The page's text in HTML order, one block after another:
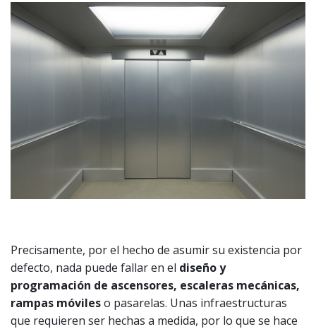
Precisamente, por el hecho de asumir su existencia por
defecto, nada puede fallar en el diseño y
programación de ascensores, escaleras mecánicas,
rampas móvileso pasarelas. Unas infraestructuras
que requieren ser hechas a medida, por lo que se hace